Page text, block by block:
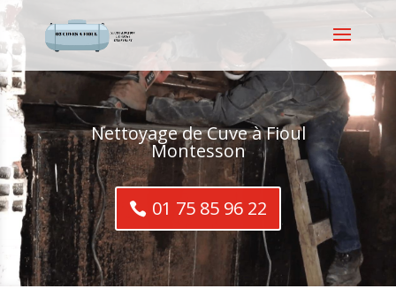
Nettoyage de Cuve à Fioul
Montesson
01 75 85 96 22